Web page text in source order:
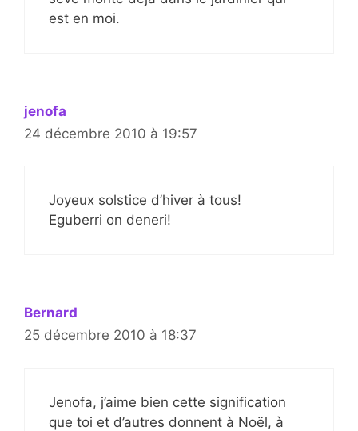
est en moi.
jenofa
24 décembre 2010 à 19:57
Joyeux solstice d’hiver à tous!
Eguberri on deneri!
Bernard
25 décembre 2010 à 18:37
Jenofa, j’aime bien cette signification
que toi et d’autres donnent à Noël, à